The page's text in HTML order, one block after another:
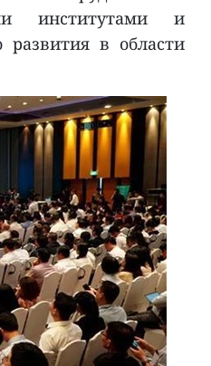
институтами и
развития в области